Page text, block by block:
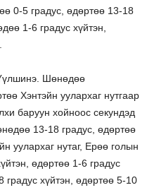
0-5 градус, өдөртөө 13-18
1-6 градус хүйтэн,
Шөнөдөө
Хэнтэйн уулархаг нутгаар
баруун хойноос секундэд
13-18 градус, өдөртөө
уулархаг нутаг, Ерөө голын
өдөртөө 1-6 градус
хүйтэн, өдөртөө 5-10